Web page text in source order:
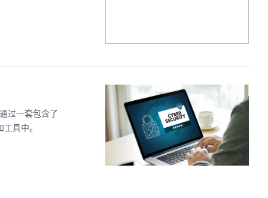
过一套包含了
具中。